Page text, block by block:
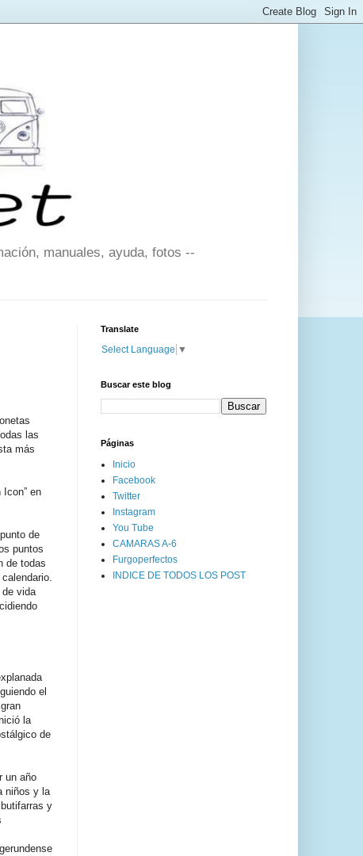
manuales, ayuda, fotos --
las
más
en
de
puntos
de todas
vida
el
la
de
un año
niños y la
y
Translate
Select Language ▼
Buscar este blog
Páginas
Inicio
Facebook
Twitter
Instagram
You Tube
CAMARAS A-6
Furgoperfectos
INDICE DE TODOS LOS POST